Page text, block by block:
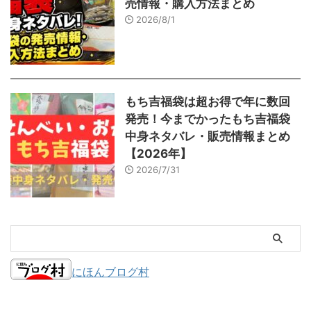
売情報・購入方法まとめ
2026/8/1
もち吉福袋は超お得で年に数回
発売！今までかったもち吉福袋
中身ネタバレ・販売情報まとめ
【2026年】
2026/7/31
にほんブログ村